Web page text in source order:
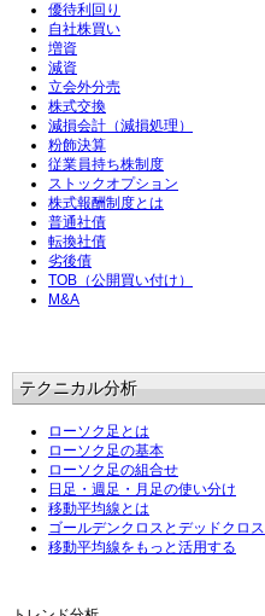
優待利回り
自社株買い
増資
減資
立会外分売
株式交換
減損会計（減損処理）
粉飾決算
従業員持ち株制度
ストックオプション
株式報酬制度とは
普通社債
転換社債
劣後債
TOB（公開買い付け）
M&A
テクニカル分析
ローソク足とは
ローソク足の基本
ローソク足の組合せ
日足・週足・月足の使い分け
移動平均線とは
ゴールデンクロスとデッドクロス
移動平均線をもっと活用する